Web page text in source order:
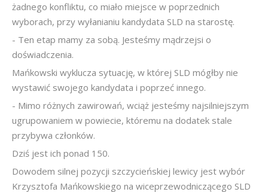
żadnego konfliktu, co miało miejsce w poprzednich
wyborach, przy wyłanianiu kandydata SLD na starostę.
- Ten etap mamy za sobą. Jesteśmy mądrzejsi o
doświadczenia.
Mańkowski wyklucza sytuację, w której SLD mógłby nie
wystawić swojego kandydata i poprzeć innego.
- Mimo różnych zawirowań, wciąż jesteśmy najsilniejszym
ugrupowaniem w powiecie, któremu na dodatek stale
przybywa członków.
Dziś jest ich ponad 150.
Dowodem silnej pozycji szczycieńskiej lewicy jest wybór
Krzysztofa Mańkowskiego na wiceprzewodniczącego SLD